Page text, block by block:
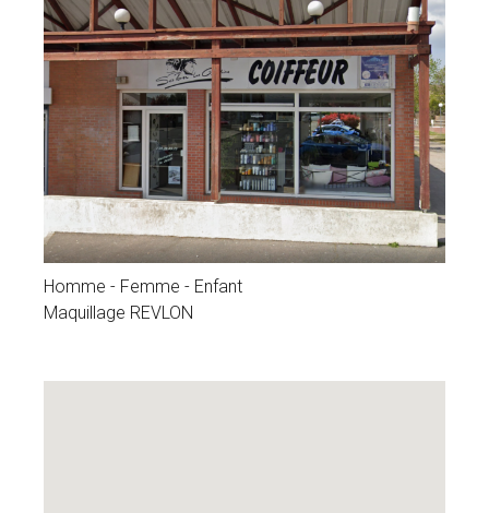
Homme - Femme - Enfant
Maquillage REVLON